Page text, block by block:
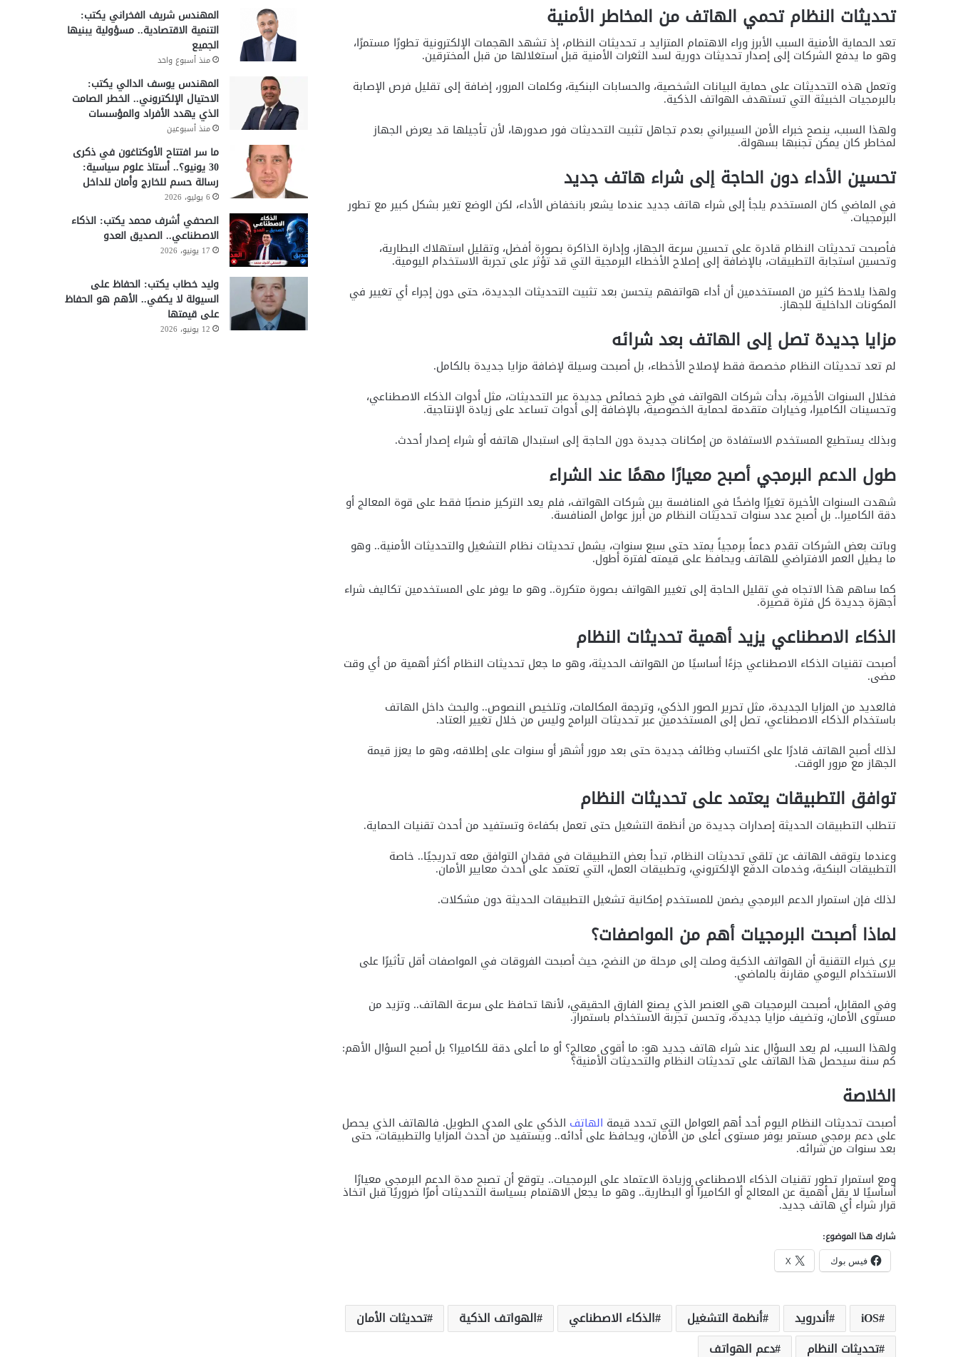
تحديثات النظام تحمي الهاتف من المخاطر الأمنية
تعد الحماية الأمنية السبب الأبرز وراء الاهتمام المتزايد بـ تحديثات النظام، إذ تشهد الهجمات الإلكترونية تطورًا مستمرًا،
وهو ما يدفع الشركات إلى إصدار تحديثات دورية لسد الثغرات الأمنية قبل استغلالها من قبل المخترقين.
وتعمل هذه التحديثات على حماية البيانات الشخصية، والحسابات البنكية، وكلمات المرور، إضافة إلى تقليل فرص الإصابة
بالبرمجيات الخبيثة التي تستهدف الهواتف الذكية.
ولهذا السبب، ينصح خبراء الأمن السيبراني بعدم تجاهل تثبيت التحديثات فور صدورها، لأن تأجيلها قد يعرض الجهاز
لمخاطر كان يمكن تجنبها بسهولة.
تحسين الأداء دون الحاجة إلى شراء هاتف جديد
في الماضي كان المستخدم يلجأ إلى شراء هاتف جديد عندما يشعر بانخفاض الأداء، لكن الوضع تغير بشكل كبير مع تطور
البرمجيات.
فأصبحت تحديثات النظام قادرة على تحسين سرعة الجهاز، وإدارة الذاكرة بصورة أفضل، وتقليل استهلاك البطارية،
وتحسين استجابة التطبيقات، بالإضافة إلى إصلاح الأخطاء البرمجية التي قد تؤثر على تجربة الاستخدام اليومية.
ولهذا يلاحظ كثير من المستخدمين أن أداء هواتفهم يتحسن بعد تثبيت التحديثات الجديدة، حتى دون إجراء أي تغيير في
المكونات الداخلية للجهاز.
مزايا جديدة تصل إلى الهاتف بعد شرائه
لم تعد تحديثات النظام مخصصة فقط لإصلاح الأخطاء، بل أصبحت وسيلة لإضافة مزايا جديدة بالكامل.
فخلال السنوات الأخيرة، بدأت شركات الهواتف في طرح خصائص جديدة عبر التحديثات، مثل أدوات الذكاء الاصطناعي،
وتحسينات الكاميرا، وخيارات متقدمة لحماية الخصوصية، بالإضافة إلى أدوات تساعد على زيادة الإنتاجية.
وبذلك يستطيع المستخدم الاستفادة من إمكانات جديدة دون الحاجة إلى استبدال هاتفه أو شراء إصدار أحدث.
طول الدعم البرمجي أصبح معيارًا مهمًا عند الشراء
شهدت السنوات الأخيرة تغيرًا واضحًا في المنافسة بين شركات الهواتف، فلم يعد التركيز منصبًا فقط على قوة المعالج أو
دقة الكاميرا.. بل أصبح عدد سنوات تحديثات النظام من أبرز عوامل المنافسة.
وباتت بعض الشركات تقدم دعماً برمجياً يمتد حتى سبع سنوات، يشمل تحديثات نظام التشغيل والتحديثات الأمنية.. وهو
ما يطيل العمر الافتراضي للهاتف ويحافظ على قيمته لفترة أطول.
كما ساهم هذا الاتجاه في تقليل الحاجة إلى تغيير الهواتف بصورة متكررة.. وهو ما يوفر على المستخدمين تكاليف شراء
أجهزة جديدة كل فترة قصيرة.
الذكاء الاصطناعي يزيد أهمية تحديثات النظام
أصبحت تقنيات الذكاء الاصطناعي جزءًا أساسيًا من الهواتف الحديثة، وهو ما جعل تحديثات النظام أكثر أهمية من أي وقت
مضى.
فالعديد من المزايا الجديدة، مثل تحرير الصور الذكي، وترجمة المكالمات، وتلخيص النصوص.. والبحث داخل الهاتف
باستخدام الذكاء الاصطناعي، تصل إلى المستخدمين عبر تحديثات البرامج وليس من خلال تغيير العتاد.
لذلك أصبح الهاتف قادرًا على اكتساب وظائف جديدة حتى بعد مرور أشهر أو سنوات على إطلاقه، وهو ما يعزز قيمة
الجهاز مع مرور الوقت.
توافق التطبيقات يعتمد على تحديثات النظام
تتطلب التطبيقات الحديثة إصدارات جديدة من أنظمة التشغيل حتى تعمل بكفاءة وتستفيد من أحدث تقنيات الحماية.
وعندما يتوقف الهاتف عن تلقي تحديثات النظام، تبدأ بعض التطبيقات في فقدان التوافق معه تدريجيًا.. خاصة
التطبيقات البنكية، وخدمات الدفع الإلكتروني، وتطبيقات العمل، التي تعتمد على أحدث معايير الأمان.
لذلك فإن استمرار الدعم البرمجي يضمن للمستخدم إمكانية تشغيل التطبيقات الحديثة دون مشكلات.
لماذا أصبحت البرمجيات أهم من المواصفات؟
يرى خبراء التقنية أن الهواتف الذكية وصلت إلى مرحلة من النضج، حيث أصبحت الفروقات في المواصفات أقل تأثيرًا على
الاستخدام اليومي مقارنة بالماضي.
وفي المقابل، أصبحت البرمجيات هي العنصر الذي يصنع الفارق الحقيقي، لأنها تحافظ على سرعة الهاتف.. وتزيد من
مستوى الأمان، وتضيف مزايا جديدة، وتحسن تجربة الاستخدام باستمرار.
ولهذا السبب، لم يعد السؤال عند شراء هاتف جديد هو: ما أقوى معالج؟ أو ما أعلى دقة للكاميرا؟ بل أصبح السؤال الأهم:
كم سنة سيحصل هذا الهاتف على تحديثات النظام والتحديثات الأمنية؟
الخلاصة
أصبحت تحديثات النظام اليوم أحد أهم العوامل التي تحدد قيمة الهاتف الذكي على المدى الطويل. فالهاتف الذي يحصل
على دعم برمجي مستمر يوفر مستوى أعلى من الأمان، ويحافظ على أدائه.. ويستفيد من أحدث المزايا والتطبيقات، حتى
بعد سنوات من شرائه.
ومع استمرار تطور تقنيات الذكاء الاصطناعي وزيادة الاعتماد على البرمجيات.. يتوقع أن تصبح مدة الدعم البرمجي معيارًا
أساسيًا لا يقل أهمية عن المعالج أو الكاميرا أو البطارية.. وهو ما يجعل الاهتمام بسياسة التحديثات أمرًا ضروريًا قبل اتخاذ
قرار شراء أي هاتف جديد.
شارك هذا الموضوع:
فيس بوك X
iOS أندرويد أنظمة التشغيل الذكاء الاصطناعي الهواتف الذكية
تحديثات الأمان
تحديثات النظام
دعم الهواتف
المهندس شريف الفخراني يكتب:
التنمية الاقتصادية.. مسؤولية يبنيها
الجميع
منذ أسبوع واحد
المهندس يوسف الدالي يكتب:
الاحتيال الإلكتروني.. الخطر الصامت
الذي يهدد الأفراد والمؤسسات
منذ أسبوعين
ما سر افتتاح الأوكتاغون في ذكرى
30 يونيو؟.. أستاذ علوم سياسية:
رسالة حسم للخارج وأمان للداخل
6 يوليو، 2026
الصحفي أشرف محمد يكتب: الذكاء
الاصطناعي.. الصديق العدو
17 يونيو، 2026
وليد خطاب يكتب: الحفاظ على
السيولة لا يكفي.. الأهم هو الحفاظ
على قيمتها
12 يونيو، 2026